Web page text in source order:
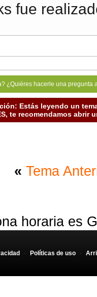
fue
¿Quiéres hacerle una
Estás leyendo un
te recomendamos abrir
« Tema
horaria es
- Políticas de uso -